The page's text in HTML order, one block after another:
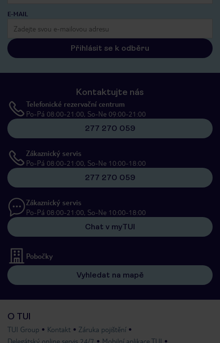
E-MAIL
Přihlásit se k odběru
Kontaktujte nás
Telefonické rezervační centrum
Po-Pá 08:00-21:00, So-Ne 09:00-21:00
277 270 059
Zákaznický servis
Po-Pá 08:00-21:00, So-Ne 10:00-18:00
277 270 059
Zákaznický servis
Po-Pá 08:00-21:00, So-Ne 10:00-18:00
Chat v myTUI
Pobočky
Vyhledat na mapě
O TUI
TUI Group Kontakt
Záruka pojištění
Delegátský online servis 24/7
Mobilní aplikace TUI